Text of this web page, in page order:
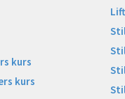
kurs
kurs